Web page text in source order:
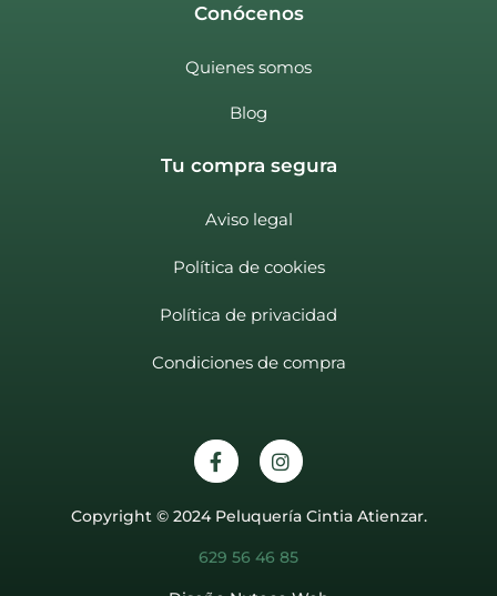
Conócenos
Quienes somos
Blog
Tu compra segura
Aviso legal
Política de cookies
Política de privacidad
Condiciones de compra
Copyright © 2024 Peluquería Cintia Atienzar.
629 56 46 85